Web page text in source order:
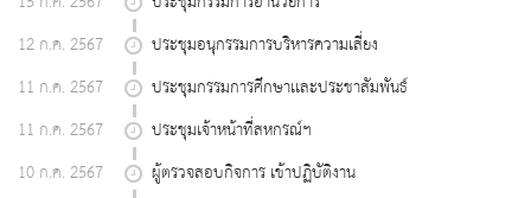
12 ก.ค. 2567
ประชุมอนุกรรมการบริหารความเสี่ยง
11 ก.ค. 2567
ประชุมกรรมการศึกษาเเละประชาสัมพันธ์
11 ก.ค. 2567
ประชุมเจ้าหน้าที่สหกรณ์ฯ
10 ก.ค. 2567
ผู้ตรวจสอบกิจการ เข้าปฏิบัติงาน